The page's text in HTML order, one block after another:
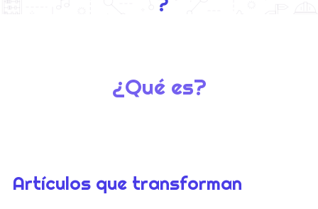
¿Qué es?
Artículos que transforman